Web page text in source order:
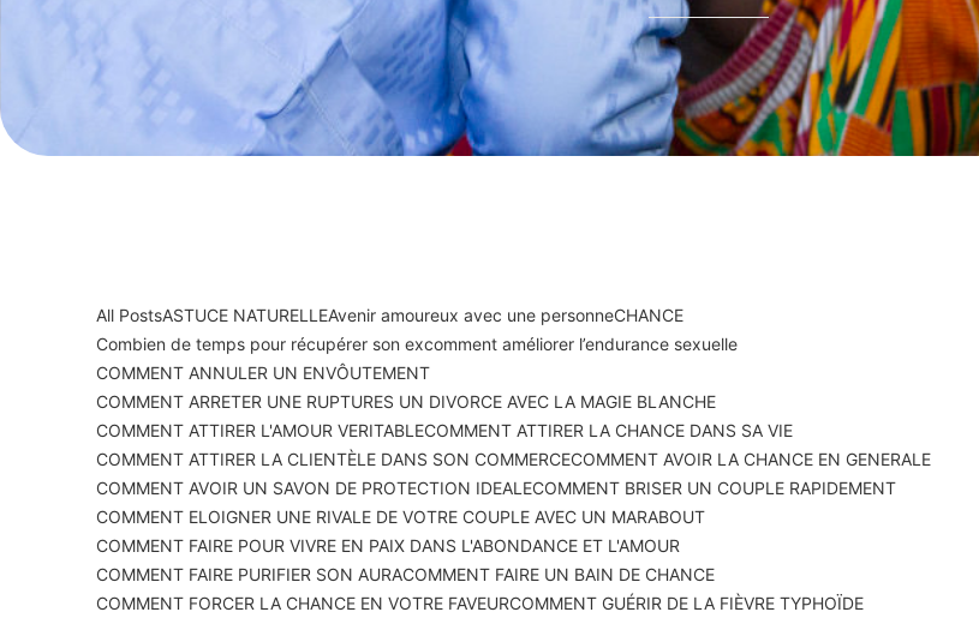
All PostsASTUCE NATURELLEAvenir amoureux avec une personneCHANCE
Combien de temps pour récupérer son excomment améliorer l’endurance sexuelle
COMMENT ANNULER UN ENVÔUTEMENT
COMMENT ARRETER UNE RUPTURES UN DIVORCE AVEC LA MAGIE BLANCHE
COMMENT ATTIRER L'AMOUR VERITABLECOMMENT ATTIRER LA CHANCE DANS SA VIE
COMMENT ATTIRER LA CLIENTÈLE DANS SON COMMERCECOMMENT AVOIR LA CHANCE EN GENERALE
COMMENT AVOIR UN SAVON DE PROTECTION IDEALECOMMENT BRISER UN COUPLE RAPIDEMENT
COMMENT ELOIGNER UNE RIVALE DE VOTRE COUPLE AVEC UN MARABOUT
COMMENT FAIRE POUR VIVRE EN PAIX DANS L'ABONDANCE ET L'AMOUR
COMMENT FAIRE PURIFIER SON AURACOMMENT FAIRE UN BAIN DE CHANCE
COMMENT FORCER LA CHANCE EN VOTRE FAVEURCOMMENT GUÉRIR DE LA FIÈVRE TYPHOÏDE